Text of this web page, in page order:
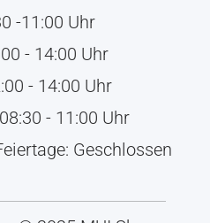
-11:00 Uhr
- 14:00 Uhr
- 14:00 Uhr
- 11:00 Uhr
Geschlossen